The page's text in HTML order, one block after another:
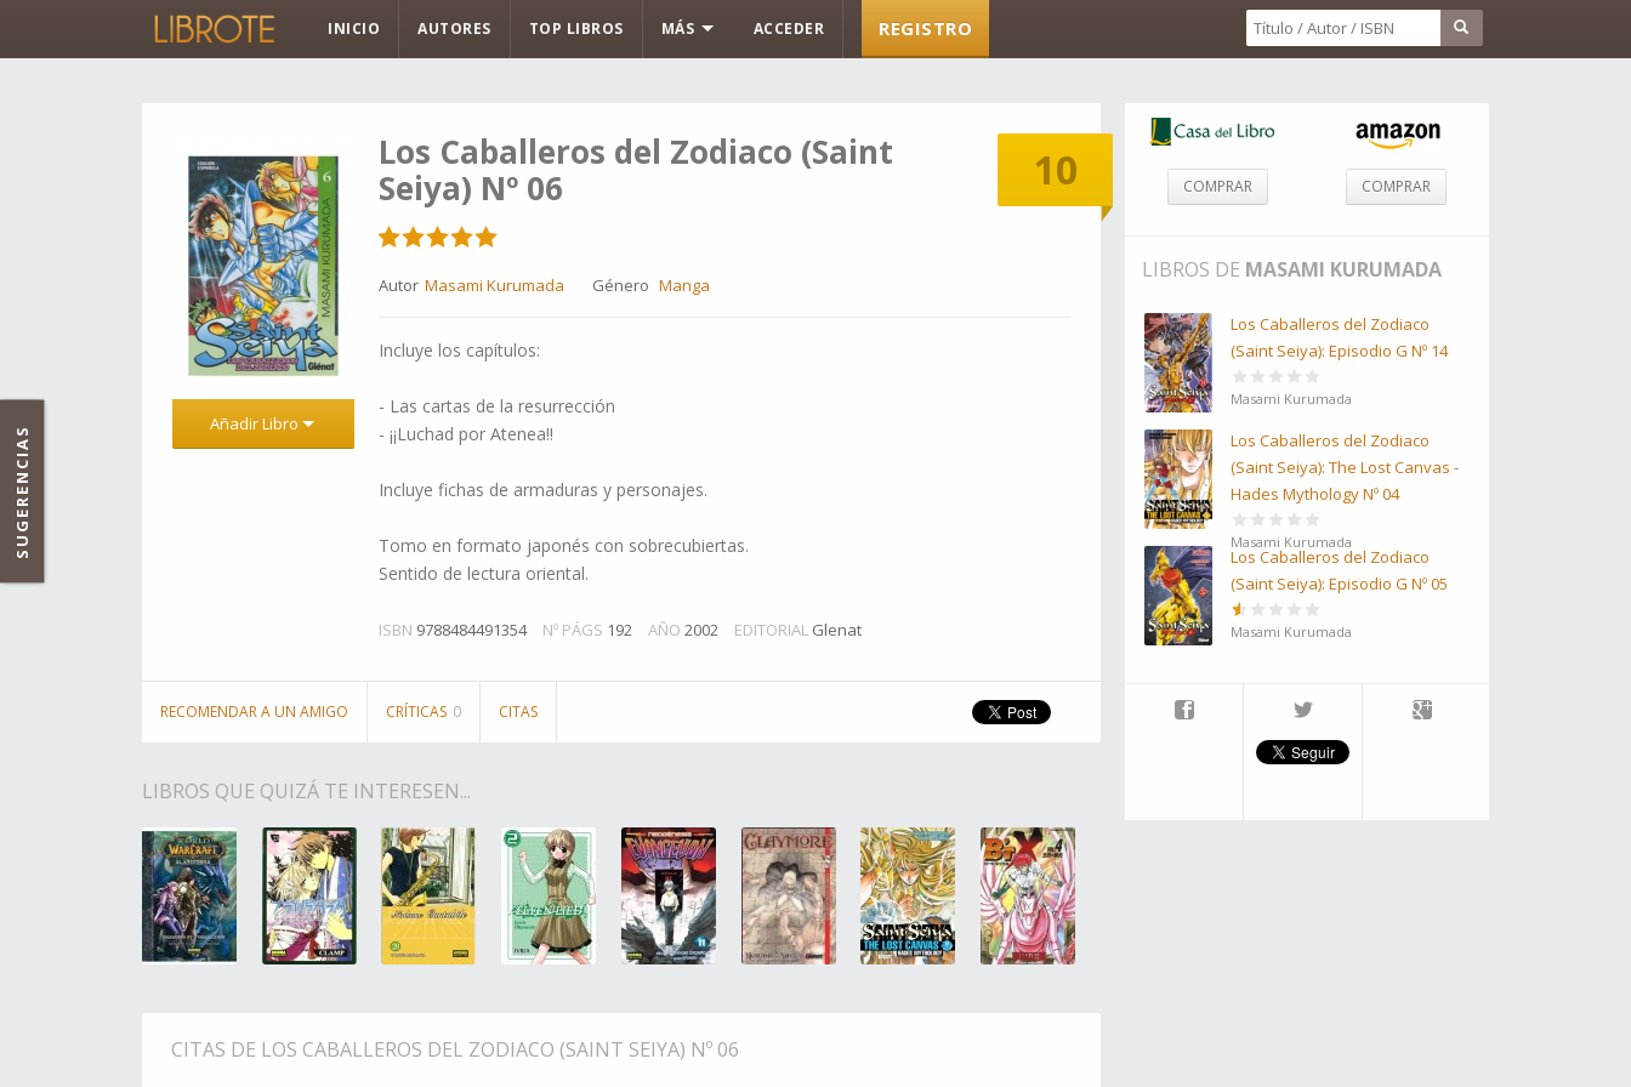
INICIO AUTORES TOP LIBROS MÁS ACCEDER REGISTRO
10
Añadir Libro
Los Caballeros del Zodiaco (Saint
Seiya) Nº 06
Autor Masami Kurumada Género Manga
Incluye los capítulos:
- Las cartas de la resurrección
- ¡¡Luchad por Atenea!!
Incluye fichas de armaduras y personajes.
Tomo en formato japonés con sobrecubiertas.
Sentido de lectura oriental.
ISBN 9788484491354 Nº PÁGS 192 AÑO 2002 EDITORIAL Glenat
RECOMENDAR A UN AMIGO CRÍTICAS 0 CITAS
LIBROS QUE QUIZÁ TE INTERESEN...
CITAS DE LOS CABALLEROS DEL ZODIACO (SAINT SEIYA) Nº 06
COMPRAR COMPRAR
LIBROS DE MASAMI KURUMADA
Los Caballeros del Zodiaco
(Saint Seiya): Episodio G Nº 14
Masami Kurumada
Los Caballeros del Zodiaco
(Saint Seiya): The Lost Canvas -
Hades Mythology Nº 04
Masami Kurumada
Los Caballeros del Zodiaco
(Saint Seiya): Episodio G Nº 05
Masami Kurumada
SUGERENCIAS